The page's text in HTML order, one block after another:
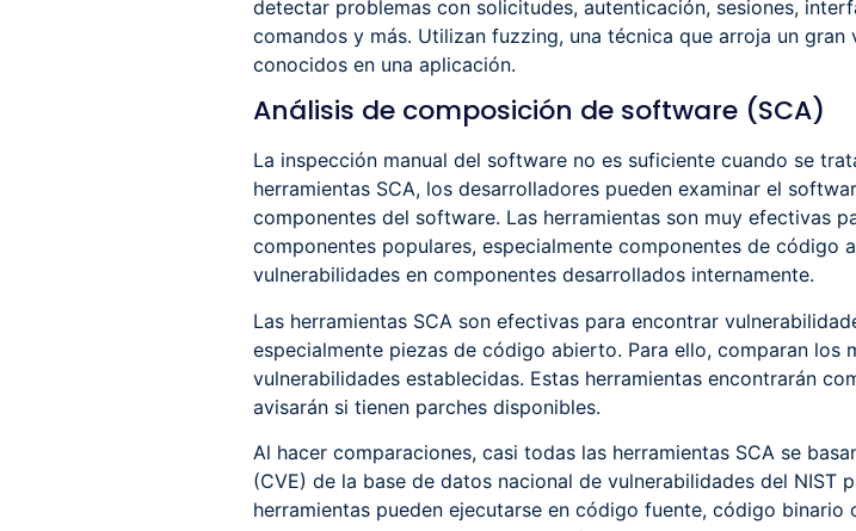
detectar problemas con solicitudes, autenticación, sesiones,
comandos y más. Utilizan fuzzing, una técnica que arroja un
conocidos en una aplicación.
Análisis de composición de software (SCA)
La inspección manual del software no es suficiente cuando se
herramientas SCA, los desarrolladores pueden examinar el
componentes del software. Las herramientas son muy efectivas
componentes populares, especialmente componentes de código
vulnerabilidades en componentes desarrollados internamente.
Las herramientas SCA son efectivas para encontrar
especialmente piezas de código abierto. Para ello, comparan
vulnerabilidades establecidas. Estas herramientas encontrarán
avisarán si tienen parches disponibles.
Al hacer comparaciones, casi todas las herramientas SCA se
(CVE) de la base de datos nacional de vulnerabilidades del NIST
herramientas pueden ejecutarse en código fuente, código